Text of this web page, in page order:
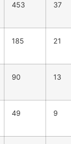
453 37
185 21
90 13
49 9